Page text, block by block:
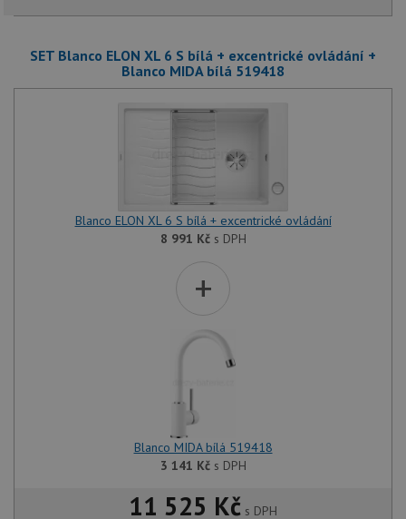
SET Blanco ELON XL 6 S bílá + excentrické ovládání +
Blanco MIDA bílá 519418
Blanco ELON XL 6 S bílá + excentrické ovládání
8 991 Kčs DPH
+
Blanco MIDA bílá 519418
3 141 Kčs DPH
11 525 Kč s DPH